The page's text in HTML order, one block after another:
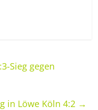
Sieg gegen
in Löwe Köln 4:2 →